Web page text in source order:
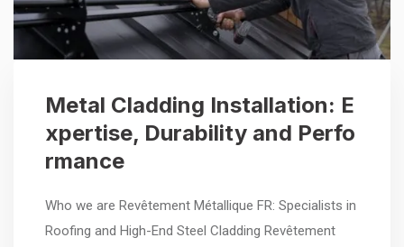
Metal Cladding Installation: E
xpertise, Durability and Perfo
rmance
Who we are Revêtement Métallique FR: Specialists in
Roofing and High-End Steel Cladding Revêtement